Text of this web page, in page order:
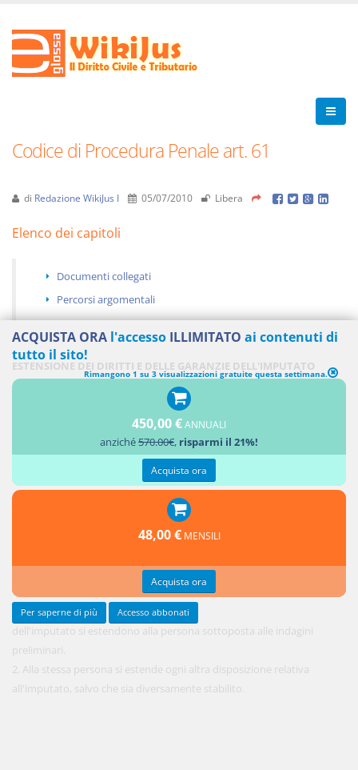
Codice di Procedura Penale art. 61
di Redazione WikiJus I 05/07/2010 Libera
Elenco dei capitoli
Documenti collegati
Percorsi argomentali
ESTENSIONE DEI DIRITTI E DELLE GARANZIE DELL'IMPUTATO
1. I diritti e
dell'imputato si estendono alla persona sottoposta alle indagini
preliminari.
2. Alla stessa persona si estende ogni altra disposizione relativa
all'imputato, salvo che sia diversamente stabilito.
ACQUISTA ORA l'accesso ILLIMITATO ai contenuti di
tutto il sito!
Rimangono 1 su 3 visualizzazioni gratuite questa settimana.
450,00 €ANNUALI
anziché570.00€, risparmi il 21%!
Acquista ora
48,00 € MENSILI
Acquista ora
Per saperne di più Accesso abbonati